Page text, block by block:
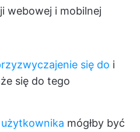
webowej i mobilnej
się do i
się do tego
mógłby być